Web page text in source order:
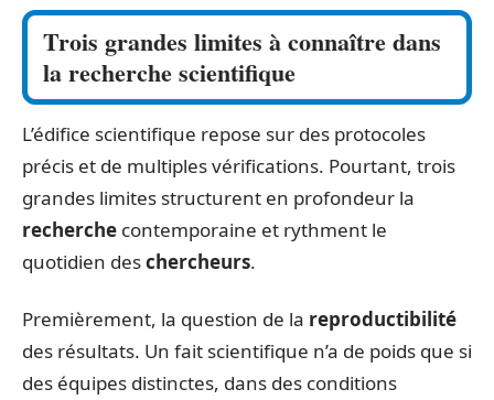
Trois grandes limites à connaître dans
la recherche scientifique
L’édifice scientifique repose sur des protocoles
précis et de multiples vérifications. Pourtant, trois
grandes limites structurent en profondeur la
recherche contemporaine et rythment le
quotidien deschercheurs.
Premièrement, la question de la reproductibilité
des résultats. Un fait scientifique n’a de poids que si
des équipes distinctes, dans des conditions